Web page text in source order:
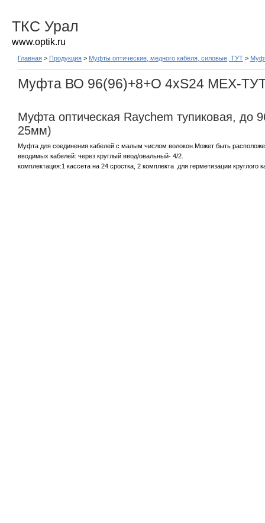
ТКС Урал
www.optik.ru
Главная > Продукция > Муфты оптические, медного кабеля, силовые, ТУТ >
Муфта ВО 96(96)+8+О 4хS24 МЕХ-
Муфта оптическая Raychem тупиковая,
25мм)
Муфта для соединения кабелей с малым числом волокон.Может быть
вводимых кабелей: через круглый ввод/овальный- 4/2.
комплектация:1 кассета на 24 сростка, 2 комплекта для герметизации круглого